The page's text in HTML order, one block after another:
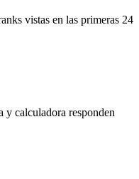
vistas en las primeras 24
y calculadora responden